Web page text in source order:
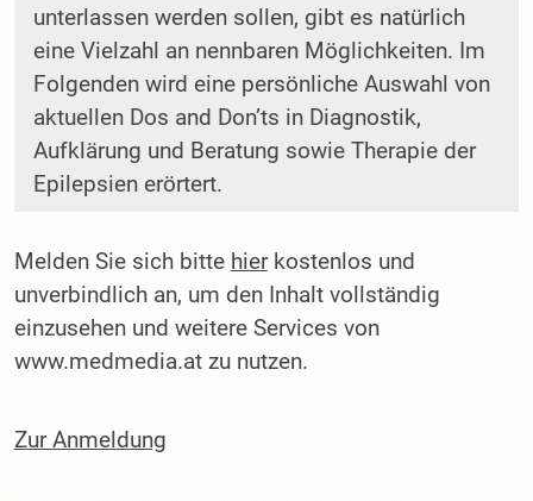
unterlassen werden sollen, gibt es natürlich
eine Vielzahl an nennbaren Möglichkeiten. Im
Folgenden wird eine persönliche Auswahl von
aktuellen Dos and Don’ts in Diagnostik,
Aufklärung und Beratung sowie Therapie der
Epilepsien erörtert.
Melden Sie sich bitte hierkostenlos und
unverbindlich an, um den Inhalt vollständig
einzusehen und weitere Services von
www.medmedia.at zu nutzen.
Zur Anmeldung